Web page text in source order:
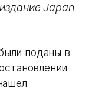
издание Japan
поданы в